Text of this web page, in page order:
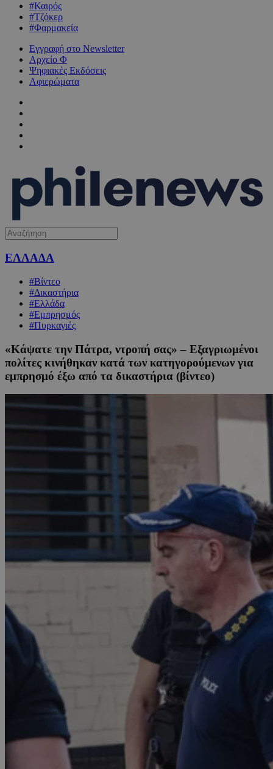
#Καιρός
#Τζόκερ
#Φαρμακεία
Εγγραφή στο Newsletter
Αρχείο Φ
Ψηφιακές Εκδόσεις
Αφιερώματα
ΕΛΛΑΔΑ
#Βίντεο
#Δικαστήρια
#Ελλάδα
#Εμπρησμός
#Πυρκαγιές
«Κάψατε την Πάτρα, ντροπή σας» – Εξαγριωμένοι
πολίτες κινήθηκαν κατά των κατηγορούμενων για
εμπρησμό έξω από τα δικαστήρια (βίντεο)